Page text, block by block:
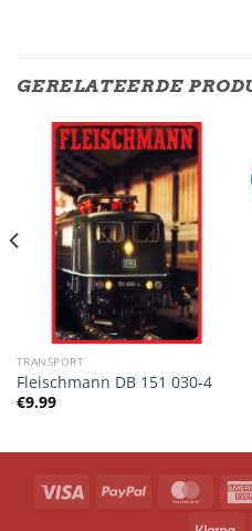
GERELATEERDE
TRANSPORT
Fleischmann DB 151 030-4
€9.99